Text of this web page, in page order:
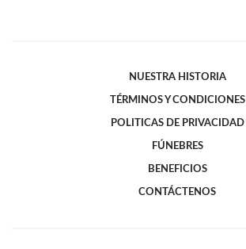
NUESTRA HISTORIA
TÉRMINOS Y CONDICIONES
POLITICAS DE PRIVACIDAD
FÚNEBRES
BENEFICIOS
CONTÁCTENOS